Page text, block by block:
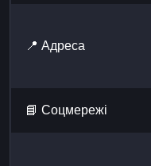
📍 Адреса
📘 Cоцмережі